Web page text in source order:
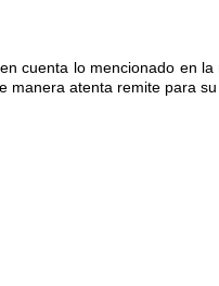
cuenta lo mencionado en
atenta remite para